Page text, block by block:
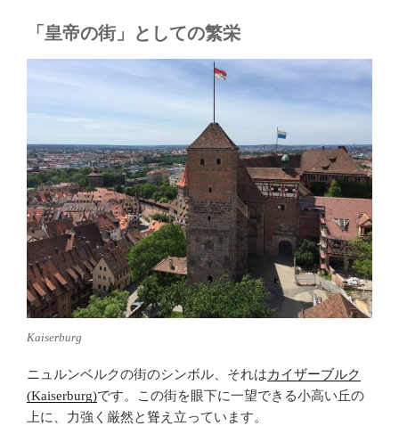
「皇帝の街」としての繁栄
Kaiserburg
ニュルンベルクの街のシンボル、それはカイザーブルク
(Kaiserburg)です。この街を眼下に一望できる小高い丘の
上に、力強く厳然と聳え立っています。